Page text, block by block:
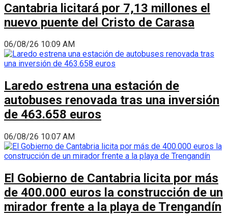
Cantabria licitará por 7,13 millones el
nuevo puente del Cristo de Carasa
06/08/26 10:09 AM
Laredo estrena una estación de
autobuses renovada tras una inversión
de 463.658 euros
06/08/26 10:07 AM
El Gobierno de Cantabria licita por más
de 400.000 euros la construcción de un
mirador frente a la playa de Trengandín